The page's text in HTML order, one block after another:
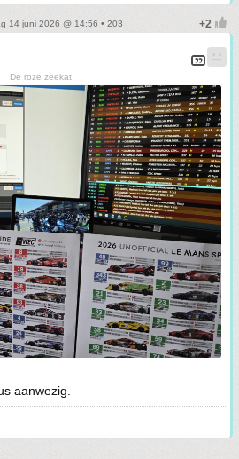
14 juni 2026 @ 14:56 • 203
De roze zeekat
aanwezig.